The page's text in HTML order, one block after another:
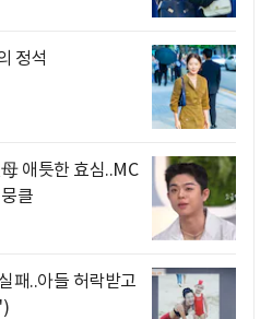
정석
애틋한 효심..MC
클
패..아들 허락받고